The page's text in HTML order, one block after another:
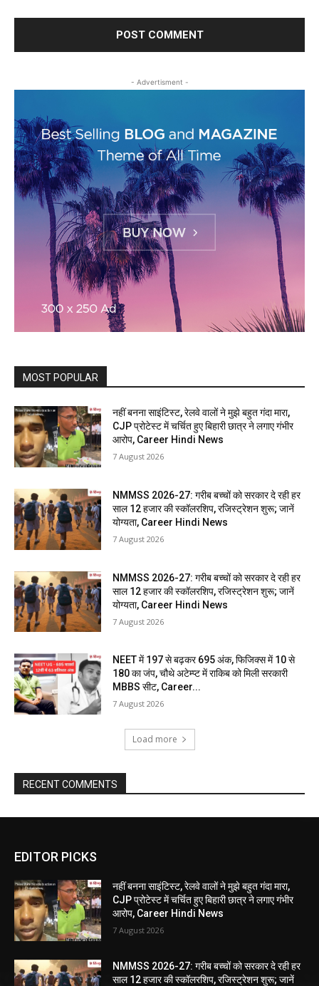
- Advertisment -
MOST POPULAR
नहीं बनना साइंटिस्ट, रेलवे वालों ने मुझे बहुत गंदा मारा,
CJP प्रोटेस्ट में चर्चित हुए बिहारी छात्र ने लगाए गंभीर
आरोप, Career Hindi News
7 August 2026
NMMSS 2026-27: गरीब बच्चों को सरकार दे रही हर
साल 12 हजार की स्कॉलरशिप, रजिस्ट्रेशन शुरू; जानें
योग्यता, Career Hindi News
7 August 2026
NMMSS 2026-27: गरीब बच्चों को सरकार दे रही हर
साल 12 हजार की स्कॉलरशिप, रजिस्ट्रेशन शुरू; जानें
योग्यता, Career Hindi News
7 August 2026
NEET में 197 से बढ़कर 695 अंक, फिजिक्स में 10 से
180 का जंप, चौथे अटेम्प्ट में राकिब को मिली सरकारी
MBBS सीट, Career...
7 August 2026
Load more
RECENT COMMENTS
EDITOR PICKS
नहीं बनना साइंटिस्ट, रेलवे वालों ने मुझे बहुत गंदा मारा,
CJP प्रोटेस्ट में चर्चित हुए बिहारी छात्र ने लगाए गंभीर
आरोप, Career Hindi News
7 August 2026
NMMSS 2026-27: गरीब बच्चों को सरकार दे रही हर
साल 12 हजार की स्कॉलरशिप, रजिस्ट्रेशन शुरू; जानें